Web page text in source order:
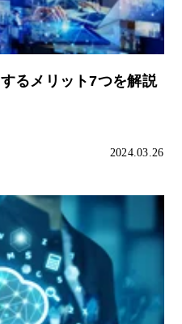
るメリット7つを解説
2024.03.26